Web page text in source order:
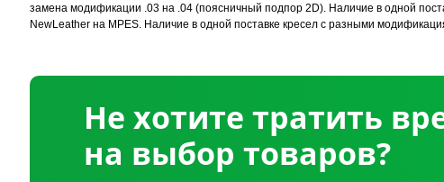
замена модификации .03 на .04 (поясничный подпор 2D). Наличие в одной
NewLeather на MPES. Наличие в одной поставке кресел с разными
Не хотите тратить
на выбор товаров?